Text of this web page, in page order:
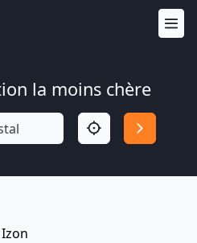
la moins chère